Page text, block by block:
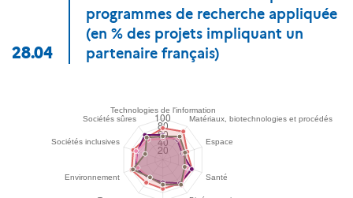
28.04
programmes de recherche appliquée
(en % des projets impliquant un
partenaire français)